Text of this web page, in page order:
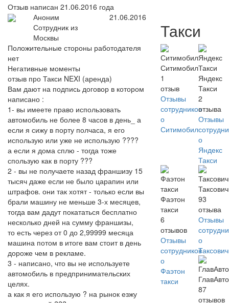
Отзыв написан 21.06.2016 года
Аноним
Сотрудник из
Москвы
21.06.2016
Положительные стороны работодателя
нет
Негативные моменты
отзыв про Такси NEXI (аренда)
Вам дают на подпись договор в котором
написано :
1- вы имеете право использовать
автомобиль не более 8 часов в день_ а
если я сижу в порту полчаса, я его
использую или уже не использую ????
а если я дома сплю - тогда тоже
спользую как в порту ???
2 - вы не получаете назад франшизу 15
тысяч даже если не было царапин или
штрафов. они так хотят - только если вы
брали машину не меньше 3-х месяцев,
тогда вам дадут покататься бесплатно
несколько дней на сумму франшизы,
то есть через от 0 до 2,99999 месяца
машина потом в итоге вам стоит в день
дороже чем в рекламе.
3 - написано, что вы не используете
автомобиль в предпринимательских
целях.
а как я его использую ? на рынок езжу
Такси
Ситимобил
1
отзыв
Отзывы
сотрудников
о
Ситимобил
Яндекс
Такси
2
отзыва
Отзывы
о
Яндекс
Такси
Фаэтон
такси
6
отзывов
Отзывы
сотрудников
о
Фаэтон
такси
93
отзыва
Отзывы
о
87
отзывов